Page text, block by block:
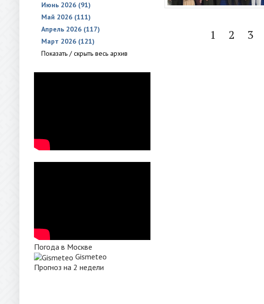
Июнь 2026 (91)
Май 2026 (111)
Апрель 2026 (117)
Март 2026 (121)
Показать / скрыть весь архив
Погода в Москве
Gismeteo
Прогноз на 2 недели
1 2 3